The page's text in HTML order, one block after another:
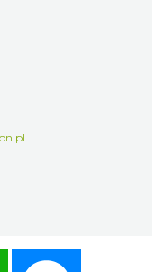
WhatsApp